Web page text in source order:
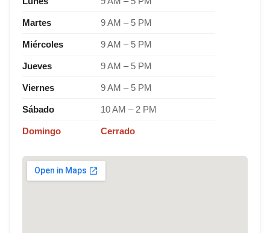
Martes 9 AM – 5 PM
Miércoles 9 AM – 5 PM
Jueves 9 AM – 5 PM
Viernes 9 AM – 5 PM
Sábado 10 AM – 2 PM
Domingo Cerrado